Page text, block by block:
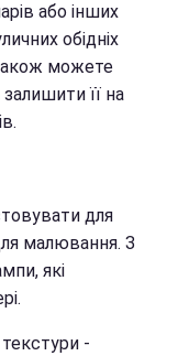
або інших
обідніх
можете
її на
для
малювання. З
які
-